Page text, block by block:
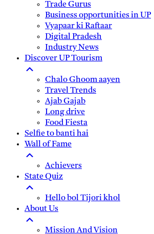
Trade Gurus
Business opportunities in UP
Vyapaar ki Raftaar
Digital Pradesh
Industry News
Discover UP Tourism
Chalo Ghoom aayen
Travel Trends
Ajab Gajab
Long drive
Food Fiesta
Selfie to banti hai
Wall of Fame
Achievers
State Quiz
Hello bol Tijori khol
About Us
Mission And Vision